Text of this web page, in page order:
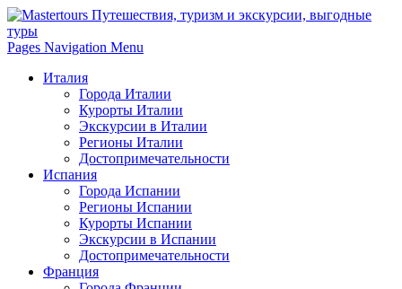
Pages Navigation Menu
Италия
Города Италии
Курорты Италии
Экскурсии в Италии
Регионы Италии
Достопримечательности
Испания
Города Испании
Регионы Испании
Курорты Испании
Экскурсии в Испании
Достопримечательности
Франция